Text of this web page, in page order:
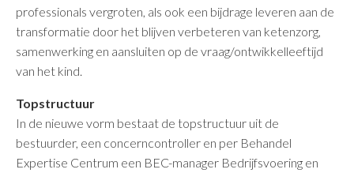
professionals vergroten, als ook een bijdrage leveren aan de
transformatie door het blijven verbeteren van ketenzorg,
samenwerking en aansluiten op de vraag/ontwikkelleeftijd
van het kind.
Topstructuur
In de nieuwe vorm bestaat de topstructuur uit de
bestuurder, een concerncontroller en per Behandel
Expertise Centrum een BEC-manager Bedrijfsvoering en